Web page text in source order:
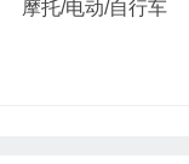
摩托/电动/自行车